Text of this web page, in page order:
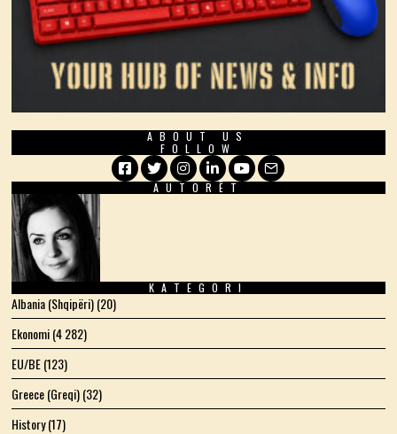
ABOUT US
FOLLOW
Facebook
TwitterInstagram
LinkedIn
YouTube
Email
AUTORËT
KATEGORI
Albania (Shqipëri)(20)
Ekonomi(4 282)
EU/BE(123)
Greece (Greqi)(32)
History(17)